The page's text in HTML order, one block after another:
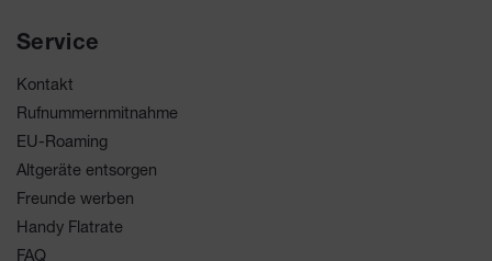
Service
Kontakt
Rufnummernmitnahme
EU-Roaming
Altgeräte entsorgen
Freunde werben
Handy Flatrate
FAQ